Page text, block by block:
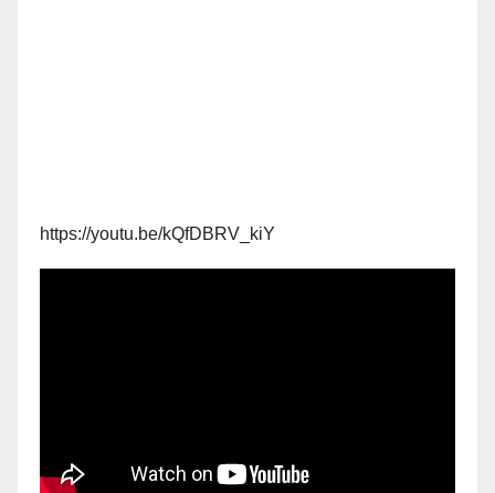
https://youtu.be/kQfDBRV_kiY